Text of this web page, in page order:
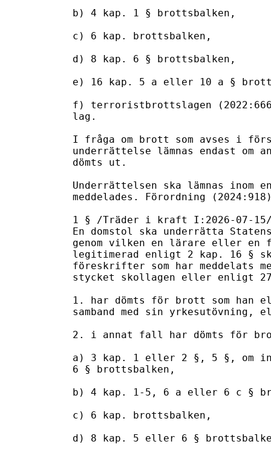
b) 4 kap. 1 § brottsbalken,
c) 6 kap. brottsbalken,
d) 8 kap. 6 § brottsbalken,
e) 16 kap. 5 a eller 10 a §
f) terroristbrottslagen
lag.
I fråga om brott som avses i
underrättelse lämnas endast om
dömts ut.
Underrättelsen ska lämnas inom
meddelades. Förordning
1 § /Träder i kraft I:2026-07-
En domstol ska underrätta
genom vilken en lärare eller en
legitimerad enligt 2 kap. 16 §
föreskrifter som har meddelats
stycket skollagen eller enligt
1. har dömts för brott som
samband med sin yrkesutövning,
2. i annat fall har dömts för
a) 3 kap. 1 eller 2 §, 5 §, om
6 § brottsbalken,
b) 4 kap. 1-5, 6 a eller 6 c §
c) 6 kap. brottsbalken,
d) 8 kap. 5 eller 6 §